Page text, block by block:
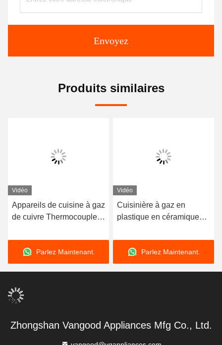
Envoyez
Produits similaires
Vidéo
Appareils de cuisine à gaz
de cuivre Thermocouple
cuisiner
Parlez Maintenant.
Vidéo
Cuisinière à gaz en
plastique en céramique
Cuisinière à gaz surface
chaude allumeur
écologique
Parlez Maintenant.
Zhongshan Vangood Appliances Mfg Co., Ltd.